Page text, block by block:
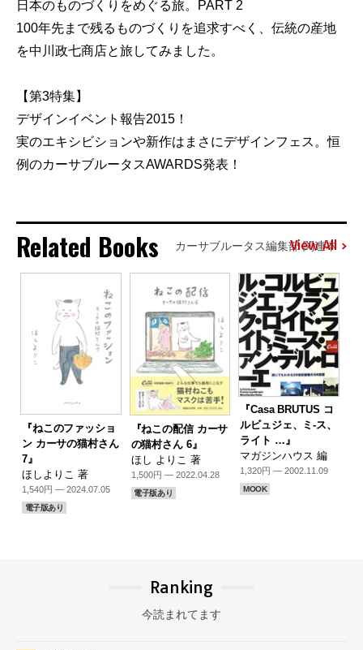
日本のものづくりをめぐる旅。PART 2
100年先まで残るものづくりを追求すべく、伝統の産地
を中川政七商店と旅してみました。
【第3特集】
デザインイベント報告2015！
実のエキシビションや新作はまさにデザインフェス。恒
例のカーサブルータスAWARDS発表！
Related Books カーサブルータス編集部 関連本
View All
『ねこのファッショ
ン カーサの猫村さん
7』
ほしよりこ 著
1,540円 — 2024.07.05
電子版あり
『ねこの配信 カーサ
の猫村さん 6』
ほし よりこ 著
1,500円 — 2022.04.28
電子版あり
『Casa BRUTUS コ
ルビュジェ、ミ-ス、
ライト …』
マガジンハウス 編
1,320円 — 2002.11.09
MOOK
Ranking
今読まれてます